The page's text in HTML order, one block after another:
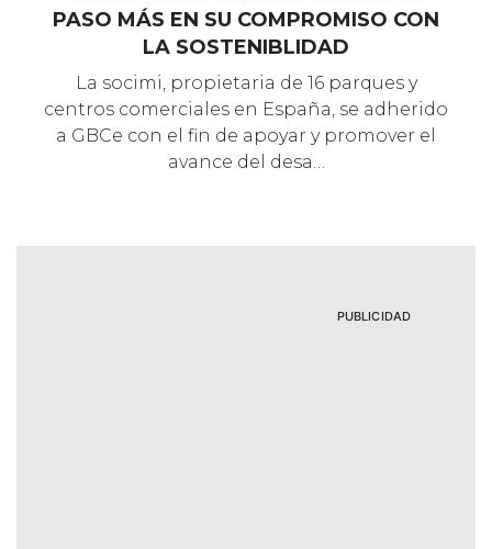
PASO MÁS EN SU COMPROMISO CON
LA SOSTENIBLIDAD
La socimi, propietaria de 16 parques y
centros comerciales en España, se adherido
a GBCe con el fin de apoyar y promover el
avance del desa…
PUBLICIDAD